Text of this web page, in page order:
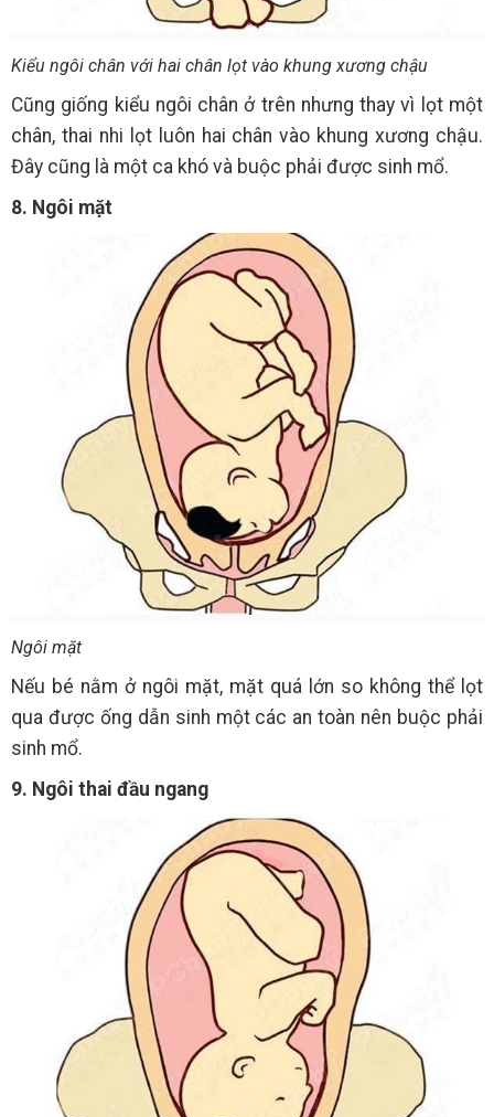
Kiểu ngôi chân với hai chân lọt vào khung xương chậu
Cũng giống kiểu ngôi chân ở trên nhưng thay vì lọt một
chân, thai nhi lọt luôn hai chân vào khung xương chậu.
Đây cũng là một ca khó và buộc phải được sinh mổ.
8. Ngôi mặt
Ngôi mặt
Nếu bé nằm ở ngôi mặt, mặt quá lớn so không thể lọt
qua được ống dẫn sinh một các an toàn nên buộc phải
sinh mổ.
9. Ngôi thai đầu ngang